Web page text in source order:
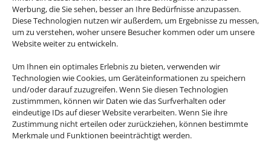
Werbung, die Sie sehen, besser an Ihre Bedürfnisse anzupassen.
Diese Technologien nutzen wir außerdem, um Ergebnisse zu messen,
um zu verstehen, woher unsere Besucher kommen oder um unsere
Website weiter zu entwickeln.
Um Ihnen ein optimales Erlebnis zu bieten, verwenden wir
Technologien wie Cookies, um Geräteinformationen zu speichern
und/oder darauf zuzugreifen. Wenn Sie diesen Technologien
zustimmmen, können wir Daten wie das Surfverhalten oder
eindeutige IDs auf dieser Website verarbeiten. Wenn Sie ihre
Zustimmung nicht erteilen oder zurückziehen, können bestimmte
Merkmale und Funktionen beeinträchtigt werden.
ab305 €
Sudima Lake Rotorua
Rotorua, Nordinsel